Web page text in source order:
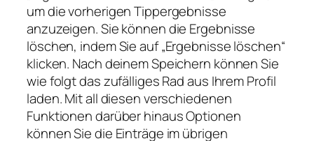
um die vorherigen Tippergebnisse
anzuzeigen. Sie können die Ergebnisse
löschen, indem Sie auf „Ergebnisse löschen“
klicken. Nach deinem Speichern können Sie
wie folgt das zufälliges Rad aus Ihrem Profil
laden. Mit all diesen verschiedenen
Funktionen darüber hinaus Optionen
können Sie die Einträge im übrigen